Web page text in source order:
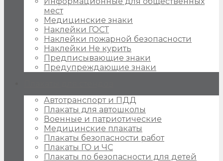
мест
Медицинские знаки
Наклейки ГОСТ
Наклейки пожарной безопасности
Наклейки Не курить
Предписывающие знаки
Предупреждающие знаки
Автотранспорт и ПДД
Плакаты для автошколы
Военные и патриотические
Медицинские плакаты
Плакаты безопасности работ
Плакаты ГО и ЧС
Плакаты по безопасности для детей